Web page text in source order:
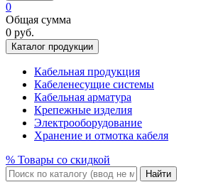
0
Общая сумма
0 руб.
Каталог продукции
Кабельная продукция
Кабеленесущие системы
Кабельная арматура
Крепежные изделия
Электрооборудование
Хранение и отмотка кабеля
% Товары со скидкой
Найти